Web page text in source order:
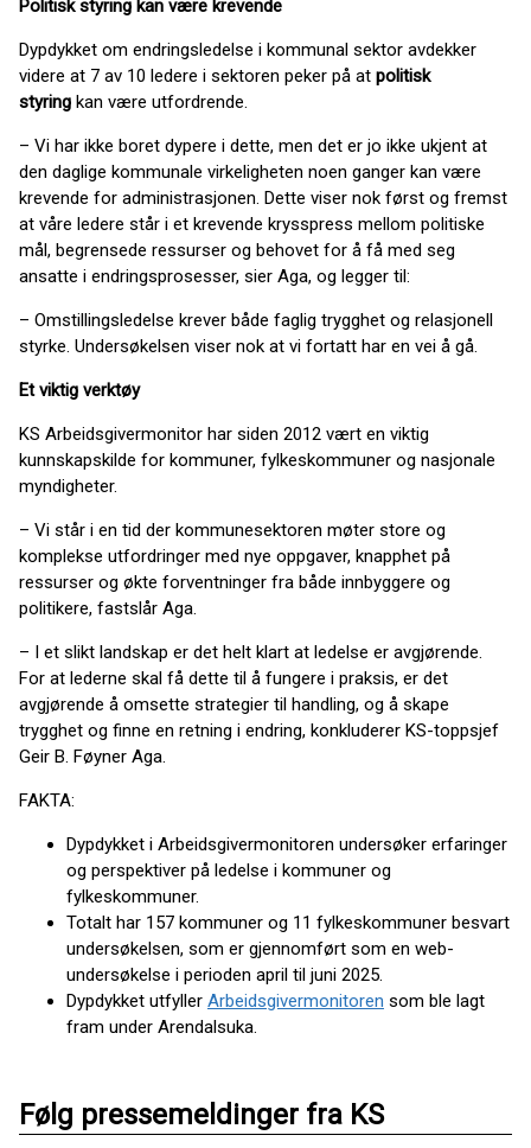
Politisk styring kan være krevende
Dypdykket om endringsledelse i kommunal sektor avdekker
videre at 7 av 10 ledere i sektoren peker på at politisk
styring kan være utfordrende.
– Vi har ikke boret dypere i dette, men det er jo ikke ukjent at
den daglige kommunale virkeligheten noen ganger kan være
krevende for administrasjonen. Dette viser nok først og fremst
at våre ledere står i et krevende krysspress mellom politiske
mål, begrensede ressurser og behovet for å få med seg
ansatte i endringsprosesser, sier Aga, og legger til:
– Omstillingsledelse krever både faglig trygghet og relasjonell
styrke. Undersøkelsen viser nok at vi fortatt har en vei å gå.
Et viktig verktøy
KS Arbeidsgivermonitor har siden 2012 vært en viktig
kunnskapskilde for kommuner, fylkeskommuner og nasjonale
myndigheter.
– Vi står i en tid der kommunesektoren møter store og
komplekse utfordringer med nye oppgaver, knapphet på
ressurser og økte forventninger fra både innbyggere og
politikere, fastslår Aga.
– I et slikt landskap er det helt klart at ledelse er avgjørende.
For at lederne skal få dette til å fungere i praksis, er det
avgjørende å omsette strategier til handling, og å skape
trygghet og finne en retning i endring, konkluderer KS-toppsjef
Geir B. Føyner Aga.
FAKTA:
Dypdykket i Arbeidsgivermonitoren undersøker erfaringer
og perspektiver på ledelse i kommuner og
fylkeskommuner.
Totalt har 157 kommuner og 11 fylkeskommuner besvart
undersøkelsen, som er gjennomført som en web-
undersøkelse i perioden april til juni 2025.
Dypdykket utfyller Arbeidsgivermonitoren som ble lagt
fram under Arendalsuka.
Følg pressemeldinger fra KS